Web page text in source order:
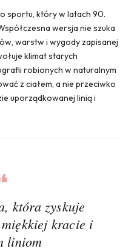
sportu, który w latach 90.
wersja nie szuka
warstw i wygody zapisanej
klimat starych
robionych w naturalnym
z ciałem, a nie przeciwko
uporządkowanej linią i
która zyskuje
kracie i
liniom